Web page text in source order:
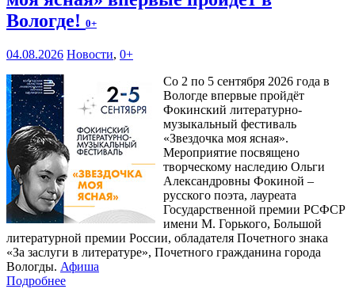
Вологде! 0+
04.08.2026 Новости, 0+
Со 2 по 5 сентября 2026 года в
Вологде впервые пройдёт
Фокинский литературно-
музыкальный фестиваль
«Звездочка моя ясная».
Мероприятие посвящено
творческому наследию Ольги
Александровны Фокиной –
русского поэта, лауреата
Государственной премии РСФСР
имени М. Горького, Большой
литературной премии России, обладателя Почетного знака
«За заслуги в литературе», Почетного гражданина города
Вологды. Афиша
Подробнее